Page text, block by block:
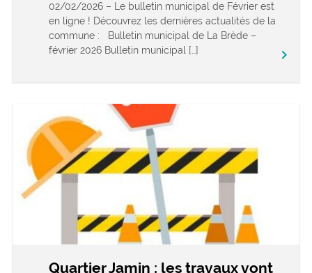
02/02/2026 – Le bulletin municipal de Février est
en ligne ! Découvrez les dernières actualités de la
commune : Bulletin municipal de La Brède –
février 2026 Bulletin municipal […]
keyboard_arrow_right
Quartier Jamin : les travaux vont